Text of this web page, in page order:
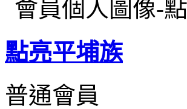
點亮平埔族
普通會員